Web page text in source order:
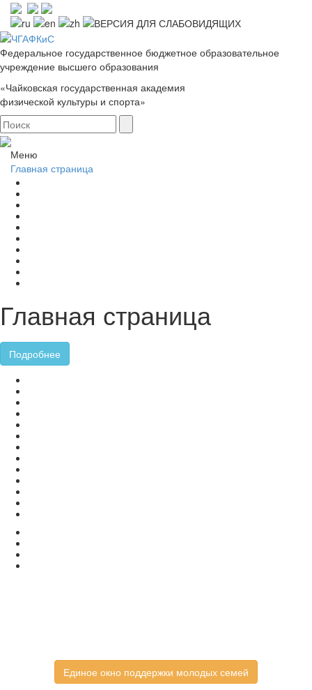
Федеральное государственное бюджетное образовательное
учреждение высшего образования
«Чайковская государственная академия
физической культуры и спорта»
Меню
Главная страница
Главная страница
Подробнее
Единое окно поддержки молодых семей